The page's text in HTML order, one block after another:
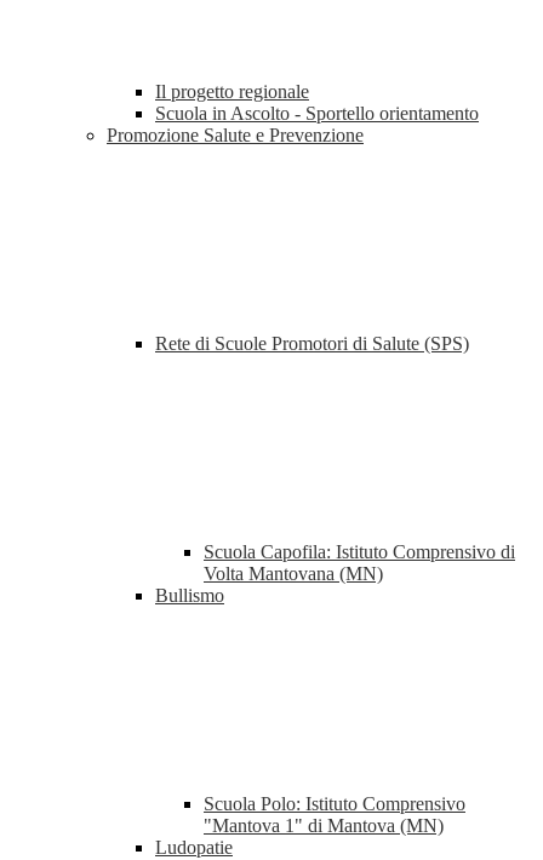
Il progetto regionale
Scuola in Ascolto - Sportello orientamento
Promozione Salute e Prevenzione
Rete di Scuole Promotori di Salute (SPS)
Scuola Capofila: Istituto Comprensivo di
Volta Mantovana (MN)
Bullismo
Scuola Polo: Istituto Comprensivo
"Mantova 1" di Mantova (MN)
Ludopatie